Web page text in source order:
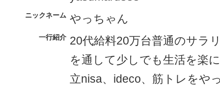
ニックネーム やっちゃん
一行紹介 20代給料20万台普通のサラ
を通して少しでも生活を楽
立nisa、ideco、筋トレをや